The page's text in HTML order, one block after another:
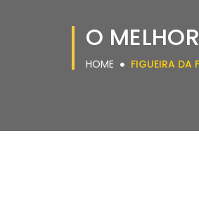
O
HOME FIGUEIRA DA